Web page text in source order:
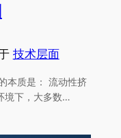
技术层面
本质是： 流动性挤
境下，大多数…